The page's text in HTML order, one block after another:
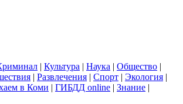
| Культура | Наука | Общество |
| Развлечения | Спорт | Экология |
в Коми | ГИБДД online | Знание |